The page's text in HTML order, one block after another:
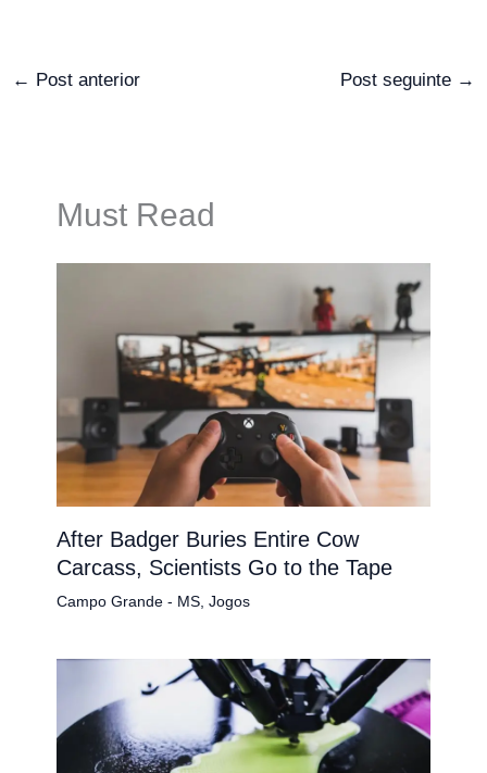
← Post anterior Post seguinte →
Must Read
After Badger Buries Entire Cow
Carcass, Scientists Go to the Tape
Campo Grande - MS, Jogos